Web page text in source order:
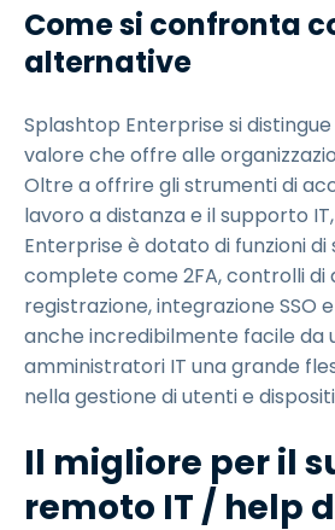
Come si confronta
alternative
Splashtop Enterprise si
valore che offre alle
Oltre a offrire gli strumenti di
lavoro a distanza e il supporto
Enterprise è dotato di funzioni di
complete come 2FA, controlli di
registrazione, integrazione SSO
anche incredibilmente facile da
amministratori IT una grande
nella gestione di utenti e
Il migliore per il
remoto IT / help